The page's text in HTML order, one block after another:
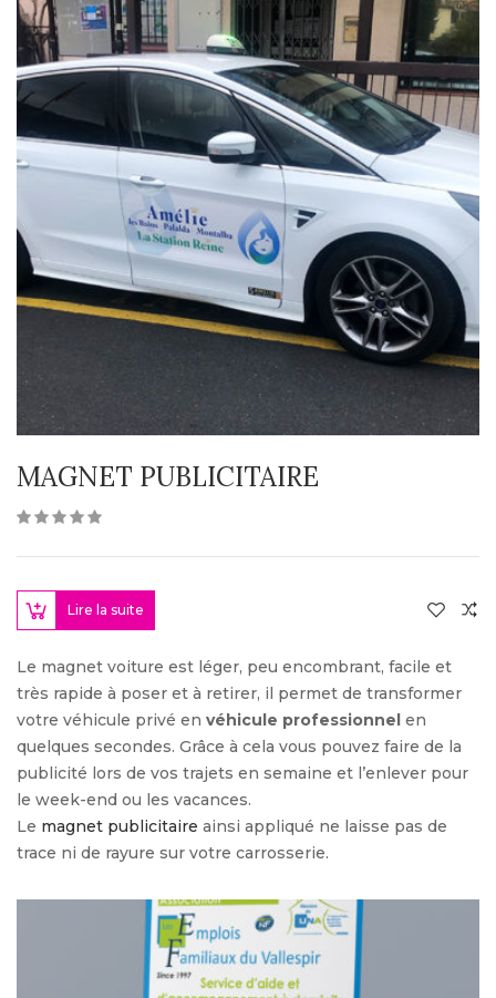
MAGNET PUBLICITAIRE
Lire la suite
Le magnet voiture est léger, peu encombrant, facile et
très rapide à poser et à retirer, il permet de transformer
votre véhicule privé en véhicule professionnel en
quelques secondes. Grâce à cela vous pouvez faire de la
publicité lors de vos trajets en semaine et l’enlever pour
le week-end ou les vacances.
Le magnet publicitaire ainsi appliqué ne laisse pas de
trace ni de rayure sur votre carrosserie.